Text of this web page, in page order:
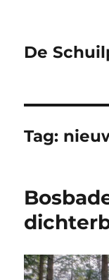
De
Tag: